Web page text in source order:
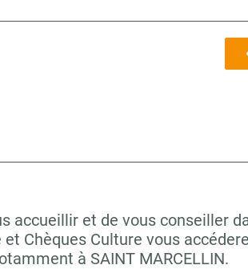
accueillir et de vous
Chèques Culture vous
à SAINT MARCELLIN.